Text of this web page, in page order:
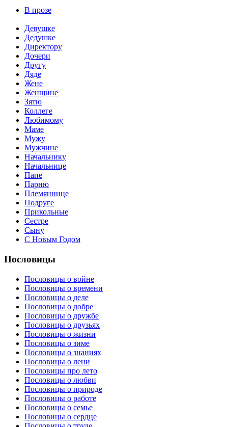
В прозе
Девушке
Дедушке
Директору
Дочери
Другу
Дяде
Жене
Женщине
Зятю
Коллеге
Любимому
Маме
Мужу
Мужчине
Начальнику
Начальнице
Папе
Парню
Племяннице
Подруге
Прикольные
Сестре
Сыну
С Новым Годом
Пословицы
Пословицы о войне
Пословицы о времени
Пословицы о деле
Пословицы о добре
Пословицы о дружбе
Пословицы о друзьях
Пословицы о жизни
Пословицы о зиме
Пословицы о знаниях
Пословицы о лени
Пословицы про лето
Пословицы о любви
Пословицы о природе
Пословицы о работе
Пословицы о семье
Пословицы о сердце